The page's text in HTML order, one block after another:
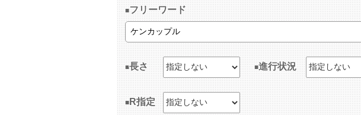
フリーワード
長さ 進行状況
R指定